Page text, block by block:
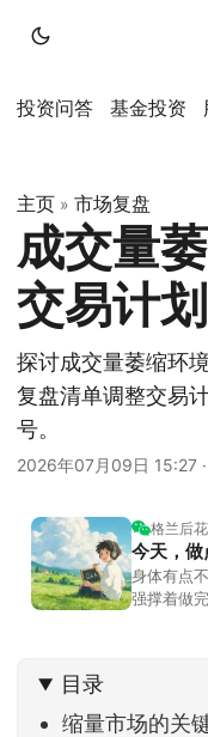
投资问答 基金投资
主页 » 市场复盘
成交量
交易计划
探讨成交量萎缩环
复盘清单调整交易
号。
2026年07月09日 15:27 ·
格兰后
今天，
身体有点
强撑着做
问的，可
目录
缩量市场的关